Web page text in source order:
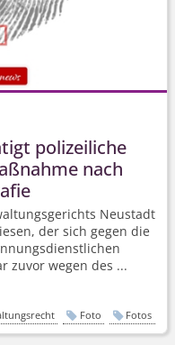
polizeiliche
nach
Neustadt
der sich gegen die
zuvor wegen des ...
Foto Fotos